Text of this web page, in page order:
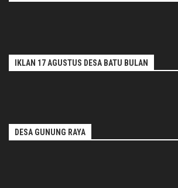
IKLAN 17 AGUSTUS DESA BATU BULAN
DESA GUNUNG RAYA